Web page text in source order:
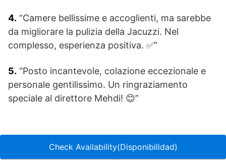
4. “Camere bellissime e accoglienti, ma sarebbe
da migliorare la pulizia della Jacuzzi. Nel
complesso, esperienza positiva. ✅”
5. “Posto incantevole, colazione eccezionale e
personale gentilissimo. Un ringraziamento
speciale al direttore Mehdi! 😊”
Check Availability(Disponibilidad)